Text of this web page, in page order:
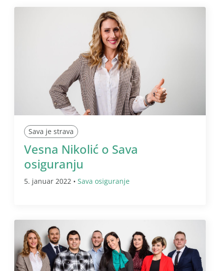
Sava je strava
Vesna Nikolić o Sava
osiguranju
5. januar 2022 • Sava osiguranje